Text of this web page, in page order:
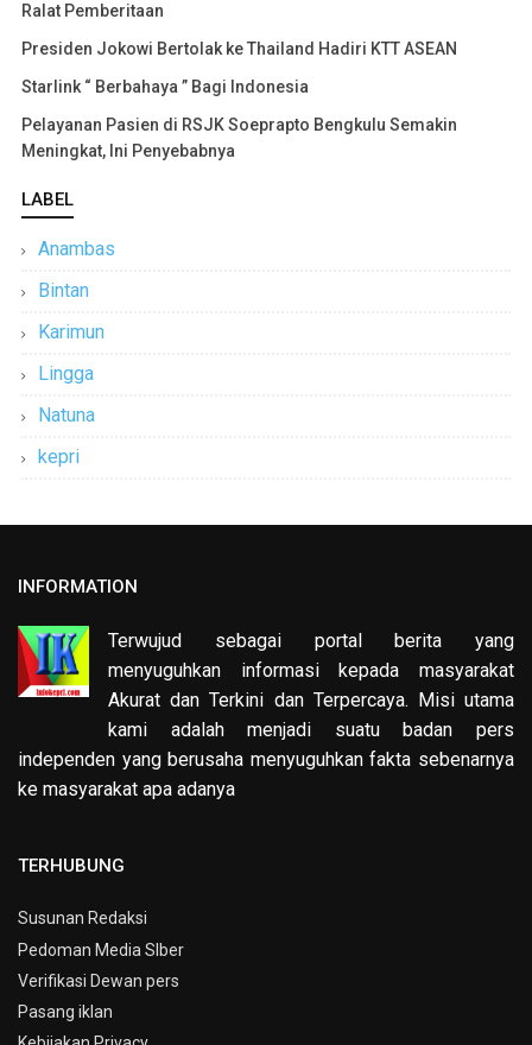
Ralat Pemberitaan
Presiden Jokowi Bertolak ke Thailand Hadiri KTT ASEAN
Starlink “ Berbahaya ” Bagi Indonesia
Pelayanan Pasien di RSJK Soeprapto Bengkulu Semakin
Meningkat, Ini Penyebabnya
LABEL
Anambas
Bintan
Karimun
Lingga
Natuna
kepri
INFORMATION
Terwujud sebagai portal berita yang
menyuguhkan informasi kepada masyarakat
Akurat dan Terkini dan Terpercaya. Misi utama
kami adalah menjadi suatu badan pers
independen yang berusaha menyuguhkan fakta sebenarnya
ke masyarakat apa adanya
TERHUBUNG
Susunan Redaksi
Pedoman Media SIber
Verifikasi Dewan pers
Pasang iklan